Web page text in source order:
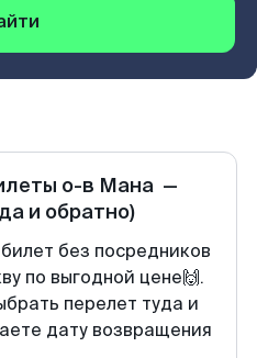
о-в Мана —
и обратно)
без посредников
по выгодной цене🙌.
перелет туда и
дату возвращения